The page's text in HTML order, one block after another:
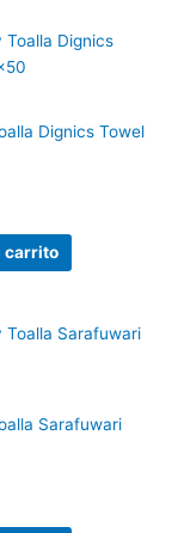
Dignics Towel
carrito
Sarafuwari